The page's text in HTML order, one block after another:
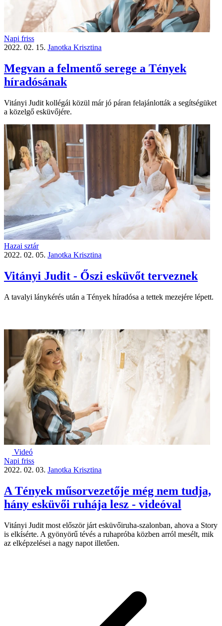
Napi friss
2022. 02. 15. Janotka Krisztina
Megvan a felmentő serege a Tények
híradósának
Vitányi Judit kollégái közül már jó páran felajánlották a segítségüket
a közelgő esküvőjére.
Hazai sztár
2022. 02. 05. Janotka Krisztina
Vitányi Judit - Őszi esküvőt terveznek
A tavalyi lánykérés után a Tények híradósa a tettek mezejére lépett.
Videó
Napi friss
2022. 02. 03. Janotka Krisztina
A Tények műsorvezetője még nem tudja,
hány esküvői ruhája lesz - videóval
Vitányi Judit most először járt esküvőiruha-szalonban, ahova a Story
is elkísérte. A gyönyörű tévés a ruhapróba közben arról mesélt, mik
az elképzelései a nagy napot illetően.